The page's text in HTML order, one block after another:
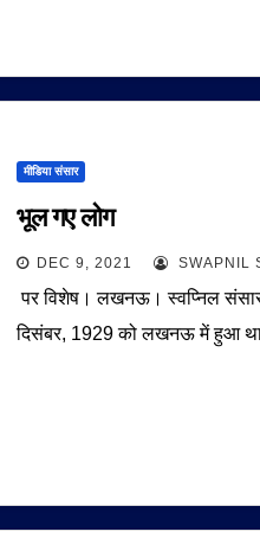
मीडिया संसार
भूल गए लोग
DEC 9, 2021 SWAPNIL
पर विशेष। लखनऊ। स्वप्निल
दिसंबर, 1929 को लखनऊ में हुआ